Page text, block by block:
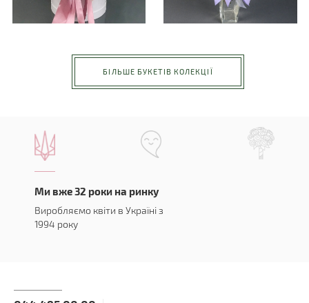
БІЛЬШЕ БУКЕТІВ КОЛЕКЦІЇ
Ми вже 32 роки на ринку
Виробляємо квіти в Україні з
1994 року